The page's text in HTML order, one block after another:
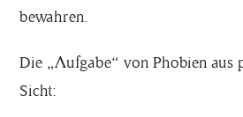
bewahren.
Die „Aufgabe“ von Phobien aus
Sicht: